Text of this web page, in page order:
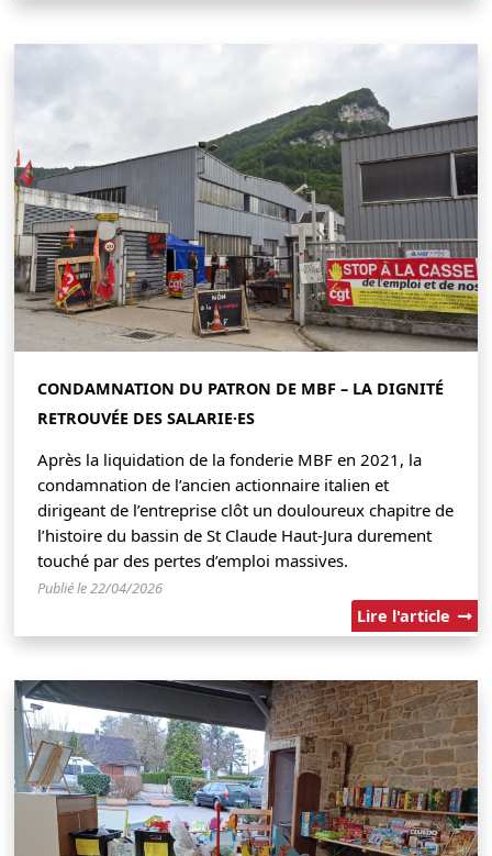
CONDAMNATION DU PATRON DE MBF – LA DIGNITÉ
RETROUVÉE DES SALARIE·ES
Après la liquidation de la fonderie MBF en 2021, la
condamnation de l’ancien actionnaire italien et
dirigeant de l’entreprise clôt un douloureux chapitre de
l’histoire du bassin de St Claude Haut-Jura durement
touché par des pertes d’emploi massives.
Publié le 22/04/2026
Lire l'article